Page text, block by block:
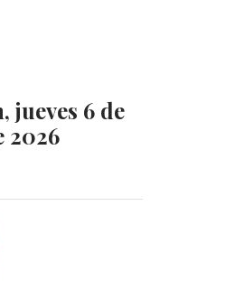
jueves 6 de
2026